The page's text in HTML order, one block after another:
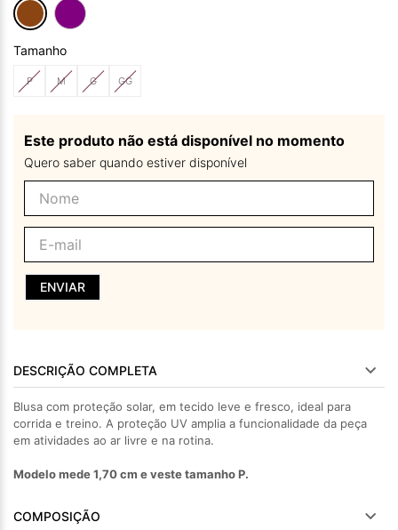
Tamanho
P M G GG
Este produto não está disponível no momento
Quero saber quando estiver disponível
ENVIAR
DESCRIÇÃO COMPLETA
Blusa com proteção solar, em tecido leve e fresco, ideal para
corrida e treino. A proteção UV amplia a funcionalidade da peça
em atividades ao ar livre e na rotina.
Modelo mede 1,70 cm e veste tamanho P.
COMPOSIÇÃO